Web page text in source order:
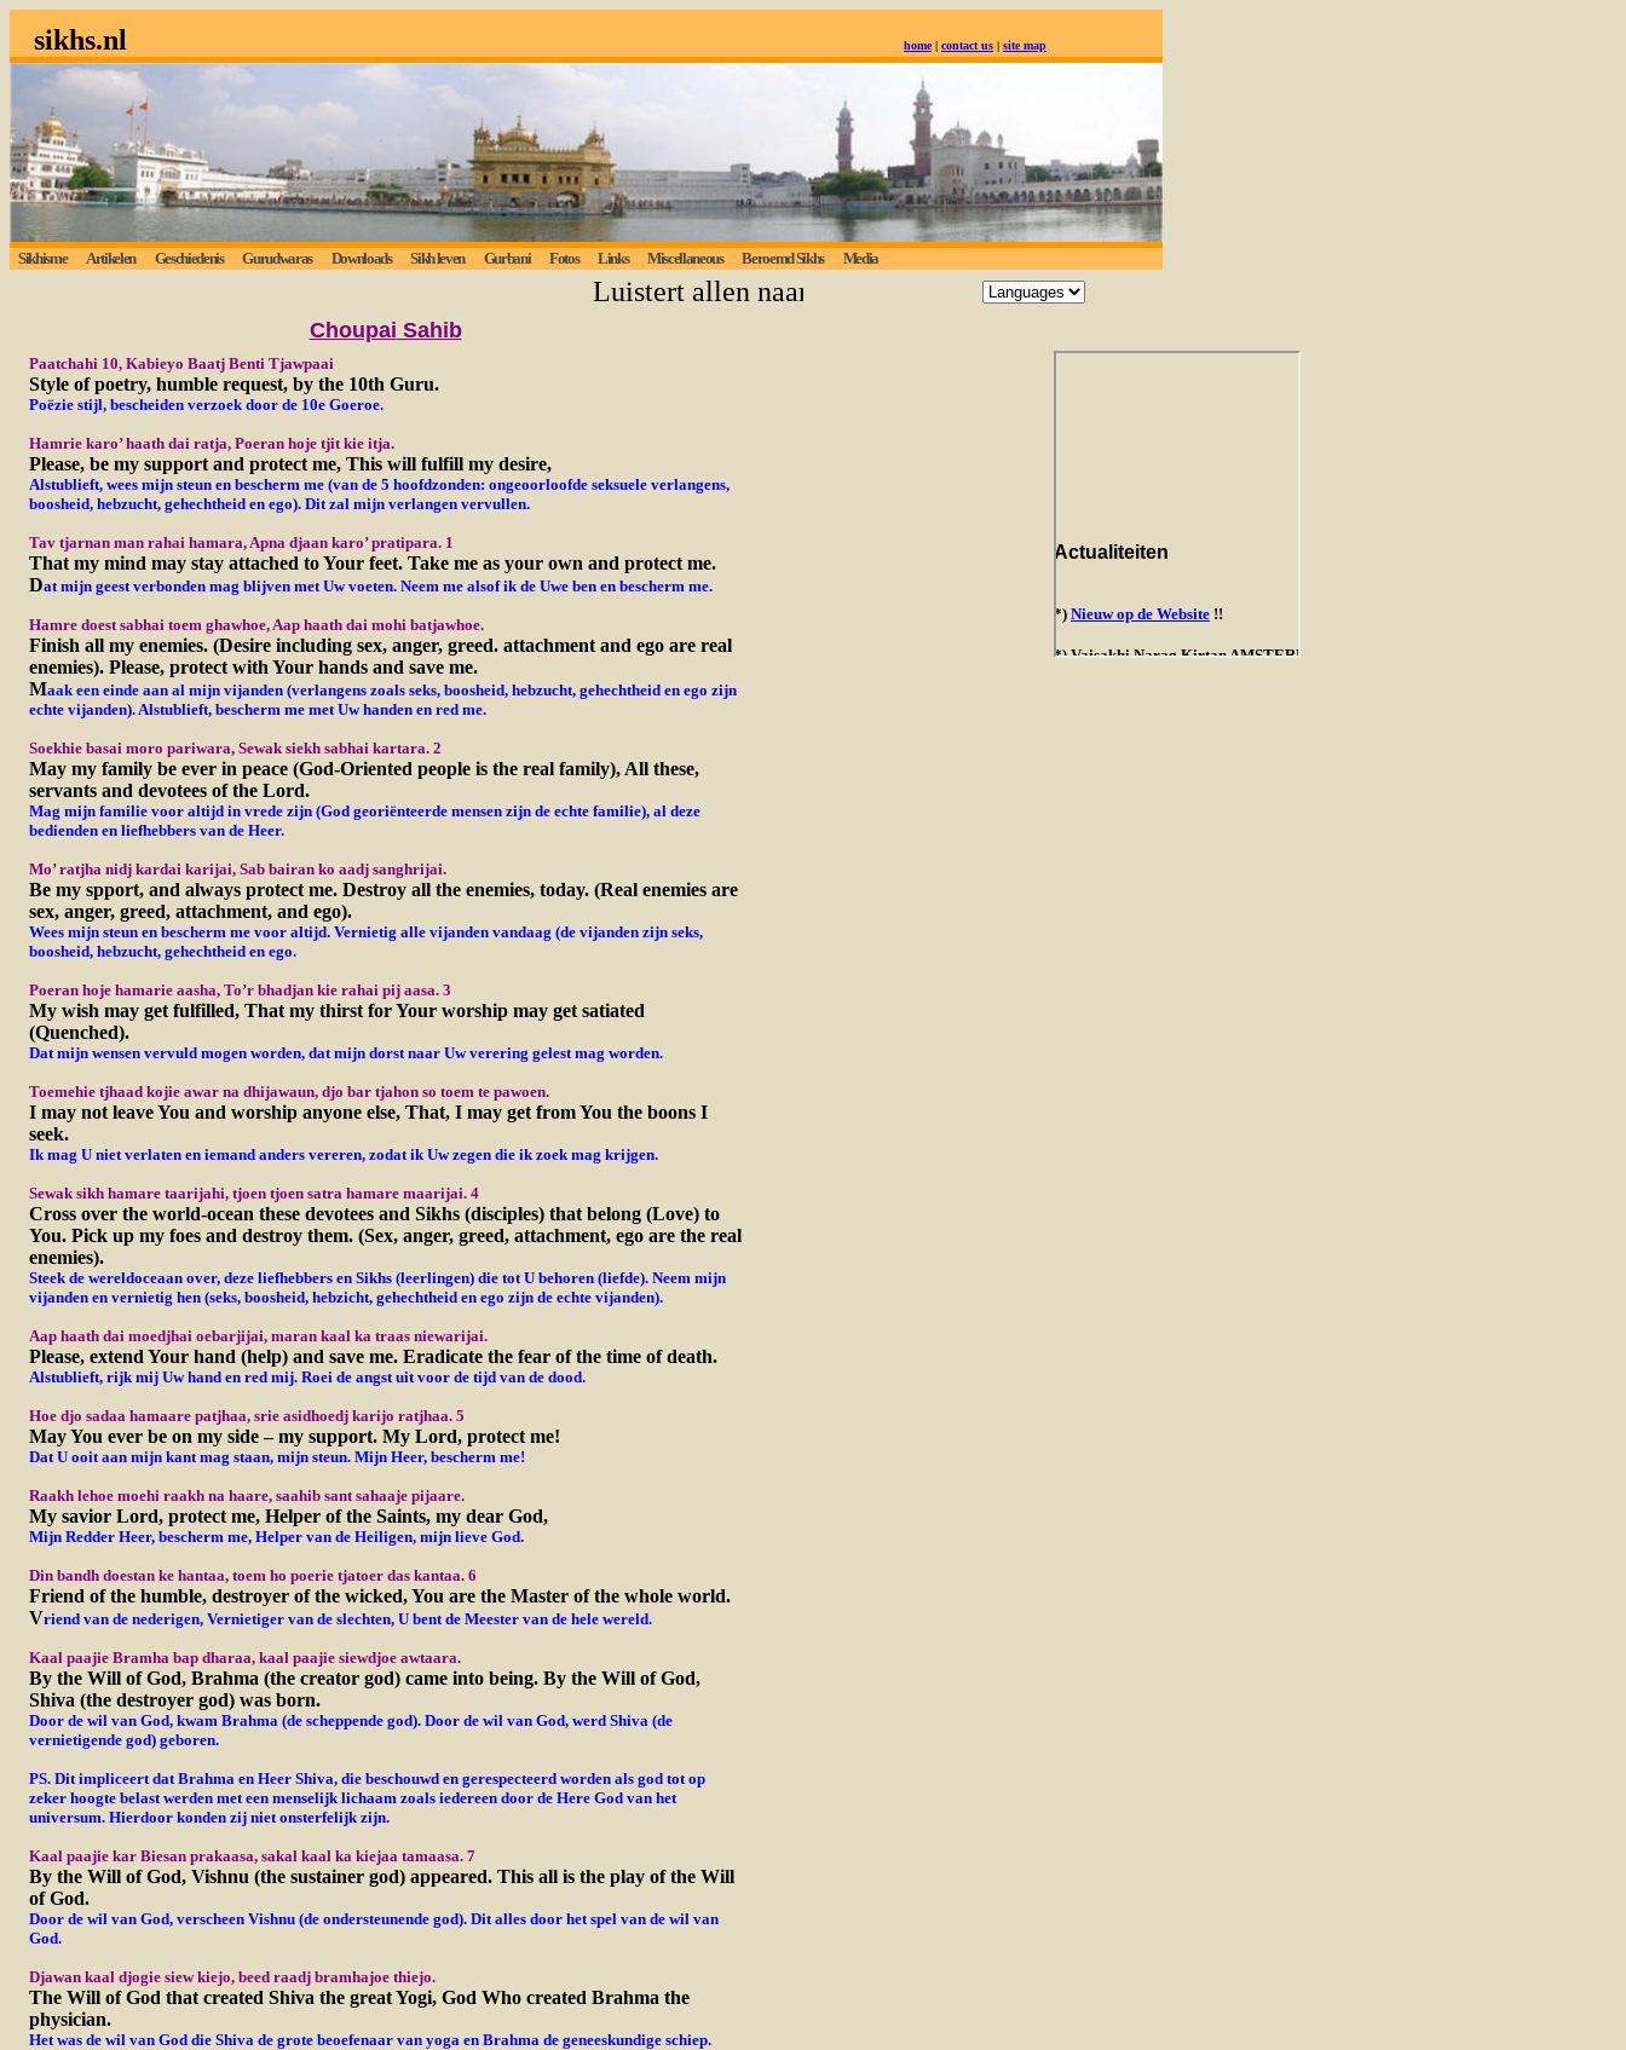
sikhs.nl home| contact us | site map
Sikhisme Artikelen Geschiedenis Gurudwaras Downloads Sikh leven Gurbani Fotos Links Miscellaneous Beroemd Sikhs Media
Luistert allen naar de eeuwige waarheid; degene die lief heeft zal God verkrijgen. -Guru
Choupai Sahib
Paatchahi 10, Kabieyo Baatj Benti Tjawpaai
Style of poetry, humble request, by the 10th Guru.
Poëzie stijl, bescheiden verzoek door de 10e Goeroe.
Hamrie karo’ haath dai ratja, Poeran hoje tjit kie itja.
Please, be my support and protect me, This will fulfill my desire,
Alstublieft, wees mijn steun en bescherm me (van de 5 hoofdzonden: ongeoorloofde seksuele verlangens,
boosheid, hebzucht, gehechtheid en ego). Dit zal mijn verlangen vervullen.
Tav tjarnan man rahai hamara, Apna djaan karo’ pratipara. 1
That my mind may stay attached to Your feet. Take me as your own and protect me.
Dat mijn geest verbonden mag blijven met Uw voeten. Neem me alsof ik de Uwe ben en bescherm me.
Hamre doest sabhai toem ghawhoe, Aap haath dai mohi batjawhoe.
Finish all my enemies. (Desire including sex, anger, greed. attachment and ego are real
enemies). Please, protect with Your hands and save me.
Maak een einde aan al mijn vijanden (verlangens zoals seks, boosheid, hebzucht, gehechtheid en ego zijn
echte vijanden). Alstublieft, bescherm me met Uw handen en red me.
Soekhie basai moro pariwara, Sewak siekh sabhai kartara. 2
May my family be ever in peace (God-Oriented people is the real family), All these,
servants and devotees of the Lord.
Mag mijn familie voor altijd in vrede zijn (God georiënteerde mensen zijn de echte familie), al deze
bedienden en liefhebbers van de Heer.
Mo’ ratjha nidj kardai karijai, Sab bairan ko aadj sanghrijai.
Be my spport, and always protect me. Destroy all the enemies, today. (Real enemies are
sex, anger, greed, attachment, and ego).
Wees mijn steun en bescherm me voor altijd. Vernietig alle vijanden vandaag (de vijanden zijn seks,
boosheid, hebzucht, gehechtheid en ego.
Poeran hoje hamarie aasha, To’r bhadjan kie rahai pij aasa. 3
My wish may get fulfilled, That my thirst for Your worship may get satiated
(Quenched).
Dat mijn wensen vervuld mogen worden, dat mijn dorst naar Uw verering gelest mag worden.
Toemehietjhaad kojie awar na dhijawaun, djo bar tjahon so toem te pawoen.
I may not leave You and worship anyone else, That, I may get from You the boons I
seek.
Ik mag U niet verlaten en iemand anders vereren, zodat ik Uw zegen die ik zoek mag krijgen.
Sewak sikh hamare taarijahi, tjoen tjoen satra hamare maarijai. 4
Cross over the world-ocean these devotees and Sikhs (disciples) that belong (Love) to
You. Pick up my foes and destroy them. (Sex, anger, greed, attachment, ego are the real
enemies).
Steek de wereldoceaan over, deze liefhebbers en Sikhs (leerlingen) die tot Ubehoren (liefde). Neem mijn
vijanden en vernietig hen (seks, boosheid, hebzicht, gehechtheid en ego zijn de echte vijanden).
Aap haath dai moedjhai oebarjijai, maran kaal ka traas niewarijai.
Please, extend Your hand (help) and save me. Eradicate the fear of the time of death.
Alstublieft, rijk mij Uw hand en red mij. Roei de angst uit voor de tijd van de dood.
Hoe djo sadaa hamaare patjhaa, srie asidhoedj karijo ratjhaa. 5
May You ever be on my side – my support. My Lord, protect me!
Dat U ooit aan mijn kant mag staan, mijn steun. Mijn Heer, bescherm me!
Raakh lehoe moehi raakh na haare, saahib sant sahaaje pijaare.
My savior Lord, protect me, Helper of the Saints, my dear God,
Mijn Redder Heer, bescherm me, Helper van de Heiligen, mijn lieve God.
Din bandh doestan ke hantaa, toem ho poerie tjatoer das kantaa. 6
Friend of the humble, destroyer of the wicked, You are the Master of the whole world.
Vriend van de nederigen, Vernietiger van de slechten, U bent de Meester van de hele wereld.
Kaal paajie Bramha bap dharaa, kaal paajie siewdjoe awtaara.
By the Will of God, Brahma (the creator god) came into being. By the Will of God,
Shiva (the destroyer god) was born.
Door de wil van God, kwam Brahma (de scheppende god). Door de wil van God, werd Shiva (de
vernietigende god) geboren.
PS. Dit impliceert dat Brahma en Heer Shiva, die beschouwd en gerespecteerd worden als god tot op
zeker hoogte belast werden met een menselijk lichaam zoals iedereen door de Here God van het
universum. Hierdoor konden zij niet onsterfelijk zijn.
Kaal paajie kar Biesan prakaasa, sakal kaal ka kiejaa tamaasa. 7
By the Will of God, Vishnu (the sustainer god) appeared. This all is the play of the Will
of God.
Door de wil van God, verscheen Vishnu (de ondersteunende god). Dit alles door het spel van de wil van
God.
Djawan kaal djogie siew kiejo, beed raadj bramhajoe thiejo.
The Will of God that created Shiva the great Yogi, God Who created Brahma the
physician.
Het was de wil van God die Shiva de grote beoefenaar van yoga en Brahma de geneeskundige schiep.